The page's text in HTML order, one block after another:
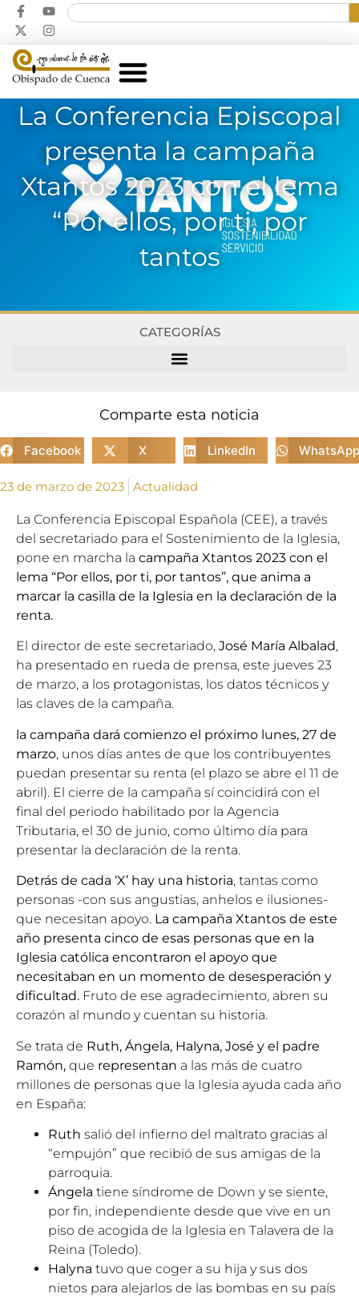
La Conferencia Episcopal
presenta la campaña
Xtantos 2023 con el lema
“Por ellos, por ti, por
tantos
CATEGORÍAS
Comparte esta noticia
Facebook X LinkedIn WhatsApp
23 de marzo de 2023 Actualidad
La Conferencia Episcopal Española (CEE), a través
del secretariado para el Sostenimiento de la Iglesia,
pone en marcha la campaña Xtantos 2023 con el
lema “Por ellos, por ti, por tantos”, que anima a
marcar la casilla de la Iglesia en la declaración de la
renta.
El director de este secretariado, José María Albalad,
ha presentado en rueda de prensa, este jueves 23
de marzo, a los protagonistas, los datos técnicos y
las claves de la campaña.
la campaña dará comienzo el próximo lunes, 27 de
marzo, unos días antes de que los contribuyentes
puedan presentar su renta (el plazo se abre el 11 de
abril). El cierre de la campaña sí coincidirá con el
final del periodo habilitado por la Agencia
Tributaria, el 30 de junio, como último día para
presentar la declaración de la renta.
Detrás de cada ‘X’ hay una historia, tantas como
personas -con sus angustias, anhelos e ilusiones-
que necesitan apoyo. La campaña Xtantos de este
año presenta cinco de esas personas que en la
Iglesia católica encontraron el apoyo que
necesitaban en un momento de desesperación y
dificultad. Fruto de ese agradecimiento, abren su
corazón al mundo y cuentan su historia.
Se trata de Ruth, Ángela, Halyna, José y el padre
Ramón, que representan a las más de cuatro
millones de personas que la Iglesia ayuda cada año
en España:
Ruth salió del infierno del maltrato gracias al
“empujón” que recibió de sus amigas de la
parroquia.
Ángela tiene síndrome de Down y se siente,
por fin, independiente desde que vive en un
piso de acogida de la Iglesia en Talavera de la
Reina (Toledo).
Halyna tuvo que coger a su hija y sus dos
nietos para alejarlos de las bombas en su país